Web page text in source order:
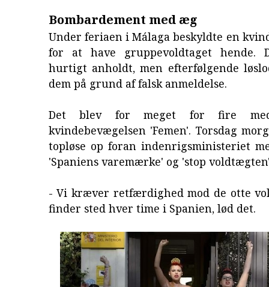
Bombardement med æg
Under feriaen i Málaga beskyldte en
for at have gruppevoldtaget hende.
hurtigt anholdt, men efterfølgende
dem på grund af falsk anmeldelse.
Det blev for meget for fire
kvindebevægelsen 'Femen'. Torsdag
topløse op foran indenrigsministeriet
'Spaniens varemærke' og 'stop
- Vi kræver retfærdighed mod de otte
finder sted hver time i Spanien, lød det.